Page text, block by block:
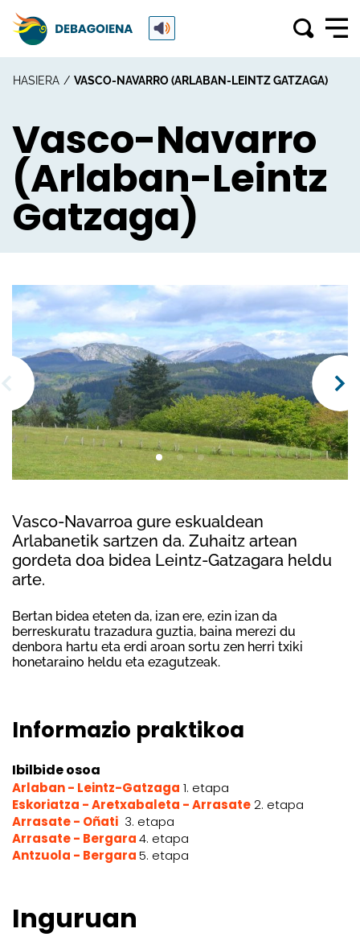
HASIERA VASCO-NAVARRO (ARLABAN-LEINTZ GATZAGA)
Vasco-Navarro
(Arlaban-Leintz
Gatzaga)
Vasco-Navarroa gure eskualdean
Arlabanetik sartzen da. Zuhaitz artean
gordeta doa bidea Leintz-Gatzagara heldu
arte.
Bertan bidea eteten da, izan ere, ezin izan da
berreskuratu trazadura guztia, baina merezi du
denbora hartu eta erdi aroan sortu zen herri txiki
honetaraino heldu eta ezagutzeak.
Informazio praktikoa
Ibilbide osoa
Arlaban - Leintz-Gatzaga 1. etapa
Eskoriatza - Aretxabaleta - Arrasate2. etapa
Arrasate - Oñati 3. etapa
Arrasate - Bergara4. etapa
Antzuola - Bergara5. etapa
Inguruan